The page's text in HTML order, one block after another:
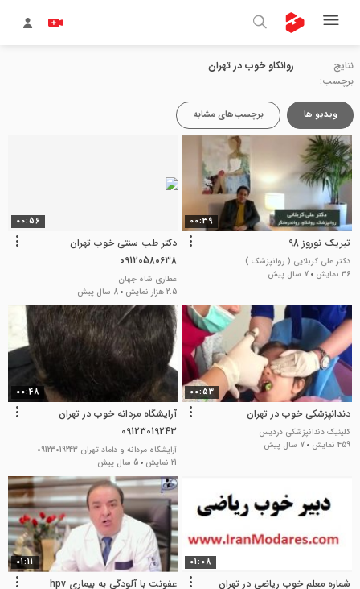
نتایج
برچسب:
روانکاو خوب در تهران
ویدیو ها برچسب‌های مشابه
00:39
تبریک نوروز 98
دکتر علی کربلایی ( روانپزشک )
36 نمایش
7 سال پیش
00:56
دکتر طب سنتی خوب تهران
09120580638
عطاری شاه جهان
2.5 هزار نمایش
8 سال پیش
00:53
دندانپزشکی خوب در تهران
کلینیک دندانپزشکی دردیس
459 نمایش
7 سال پیش
00:48
آرایشگاه مردانه خوب در تهران
09123019243
آرایشگاه مردانه و داماد تهران 09123019243
21 نمایش
5 سال پیش
01:08
شماره معلم خوب ریاضی در تهران
01:11
عفونت با آلودگی به بیماری hpv